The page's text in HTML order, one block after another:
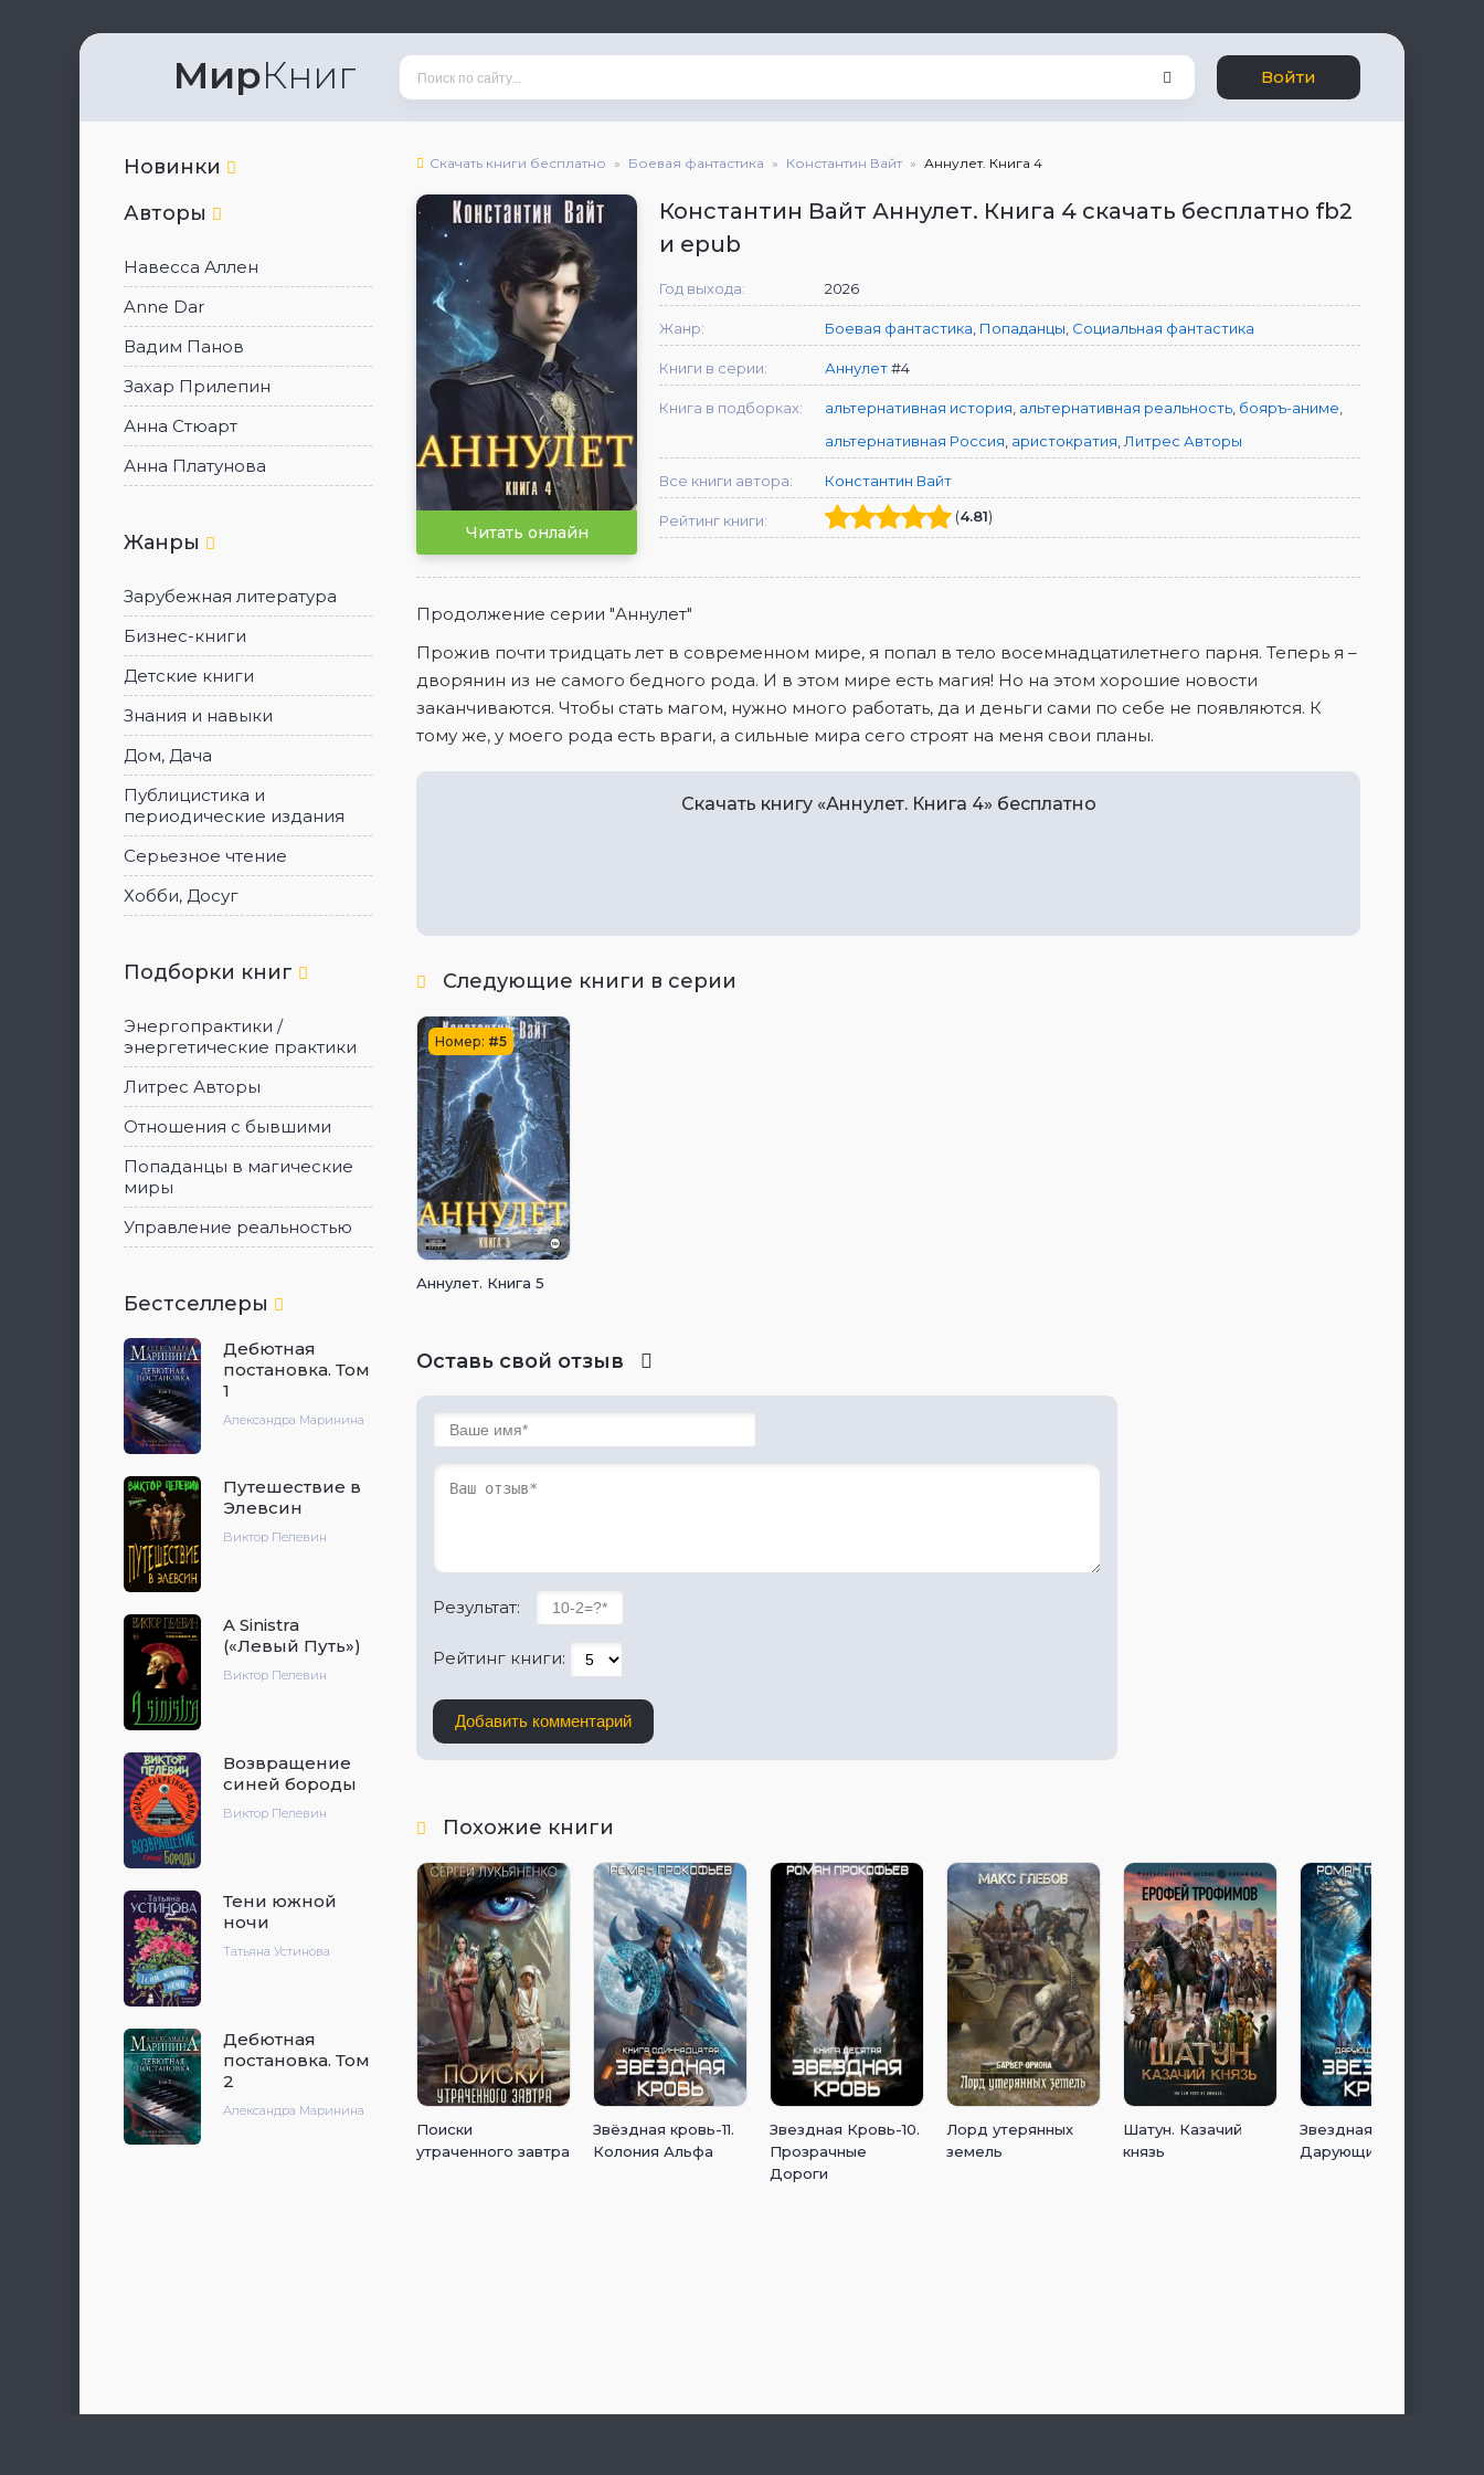
МирКниг Войти
Новинки
Авторы
Навесса Аллен
Anne Dar
Вадим Панов
Захар Прилепин
Анна Стюарт
Анна Платунова
Жанры
Зарубежная литература
Бизнес-книги
Детские книги
Знания и навыки
Дом, Дача
Публицистика и
периодические издания
Серьезное чтение
Хобби, Досуг
Подборки книг
Энергопрактики /
энергетические практики
Литрес Авторы
Отношения с бывшими
Попаданцы в магические
миры
Управление реальностью
Бестселлеры
Дебютная
постановка. Том
1
Александра Маринина
Путешествие в
Элевсин
Виктор Пелевин
A Sinistra
(«Левый Путь»)
Виктор Пелевин
Возвращение
синей бороды
Виктор Пелевин
Тени южной
ночи
Татьяна Устинова
Дебютная
постановка. Том
2
Александра Маринина
Скачать книги бесплатно Боевая фантастика Константин Вайт Аннулет. Книга 4
Читать онлайн
Константин Вайт Аннулет. Книга 4 скачать бесплатно fb2
и epub
Год выхода: 2026
Жанр: Боевая фантастика Попаданцы Социальная фантастика
Книги в серии: Аннулет#4
Книга в подборках: альтернативная история альтернативная реальность бояръ-аниме
альтернативная Россия аристократия Литрес Авторы
Все книги автора: Константин Вайт
Рейтинг книги: (4.81)
Продолжение серии "Аннулет"
Прожив почти тридцать лет в современном мире, я попал в тело восемнадцатилетнего парня. Теперь я –
дворянин из не самого бедного рода. И в этом мире есть магия! Но на этом хорошие новости
заканчиваются. Чтобы стать магом, нужно много работать, да и деньги сами по себе не появляются. К
тому же, у моего рода есть враги, а сильные мира сего строят на меня свои планы.
Скачать книгу «Аннулет. Книга 4» бесплатно
Следующие книги в серии
Номер: #5
Аннулет. Книга 5
Оставь свой отзыв
Результат:
Рейтинг книги:
Добавить комментарий
Похожие книги
Поиски
утраченного завтра
Звёздная кровь-11.
Колония Альфа
Звездная Кровь-10.
Прозрачные
Дороги
Лорд утерянных
земель
Шатун. Казачий
князь
Звездная Кровь.
Дарующий Молнии